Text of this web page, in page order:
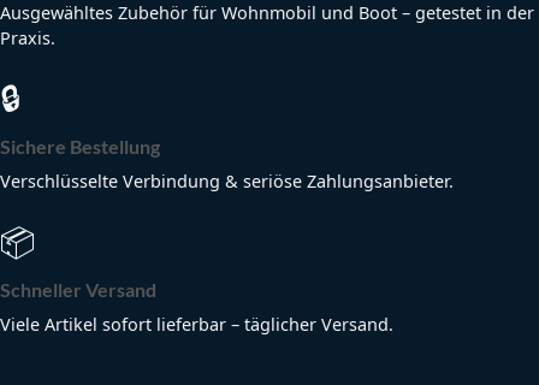
Ausgewähltes Zubehör für Wohnmobil und Boot – getestet in der
Praxis.
🔒
Sichere Bestellung
Verschlüsselte Verbindung & seriöse Zahlungsanbieter.
📦
Schneller Versand
Viele Artikel sofort lieferbar – täglicher Versand.